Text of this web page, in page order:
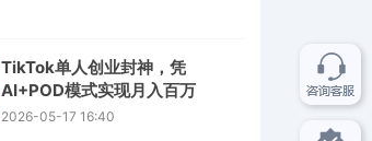
TikTok单人创业封神，凭
AI+POD模式实现月入百万
2026-05-17 16:40